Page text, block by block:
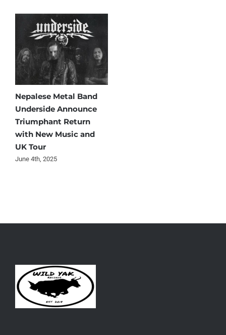
Nepalese Metal Band
Underside Announce
Triumphant Return
with New Music and
UK Tour
June 4th, 2025